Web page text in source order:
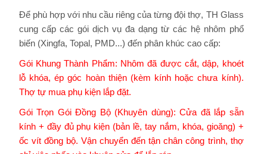
Để phù hợp với nhu cầu riêng của từng đội thợ, TH Glass
cung cấp các gói dịch vụ đa dạng từ các hệ nhôm phổ
biến (Xingfa, Topal, PMD...) đến phân khúc cao cấp:
Gói Khung Thành Phẩm: Nhôm đã được cắt, dập, khoét
lỗ khóa, ép góc hoàn thiện (kèm kính hoặc chưa kính).
Thợ tự mua phụ kiện lắp đặt.
Gói Trọn Gói Đồng Bộ (Khuyên dùng): Cửa đã lắp sẵn
kính + đầy đủ phụ kiện (bản lề, tay nắm, khóa, gioăng) +
ốc vít đồng bộ. Vận chuyển đến tận chân công trình, thợ